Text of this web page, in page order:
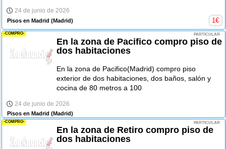
24 de junio de 2026
Pisos en Madrid (Madrid) 1€
-COMPRO- PARTICULAR
En la zona de Pacifico compro piso de
dos habitaciones
En la zona de Pacifico(Madrid) compro piso
exterior de dos habitaciones, dos baños, salón y
cocina de 80 metros a 100
24 de junio de 2026
Pisos en Madrid (Madrid)
-COMPRO- PARTICULAR
En la zona de Retiro compro piso de
dos habitaciones